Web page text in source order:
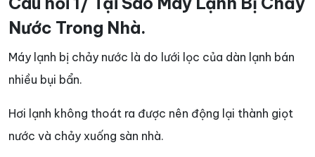
Nước Trong Nhà.
Máy lạnh bị chảy nước là do lưới lọc của dàn lạnh bán
nhiều bụi bẩn.
Hơi lạnh không thoát ra được nên động lại thành giọt
nước và chảy xuống sàn nhà.